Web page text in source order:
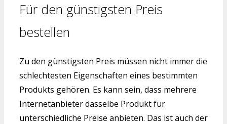
Für den günstigsten Preis
bestellen
Zu den günstigsten Preis müssen nicht immer die
schlechtesten Eigenschaften eines bestimmten
Produkts gehören. Es kann sein, dass mehrere
Internetanbieter dasselbe Produkt für
unterschiedliche Preise anbieten. Das ist auch der